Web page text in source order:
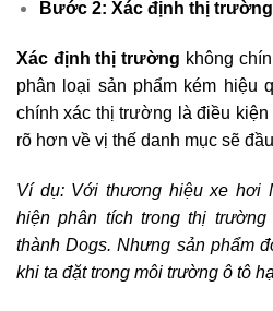
Bước 2: Xác định thị trường
Xác định thị trường không
phân loại sản phẩm kém hiệu
chính xác thị trường là điều kiện
rõ hơn về vị thế danh mục sẽ
Ví dụ: Với thương hiệu xe hơi
hiện phân tích trong thị
thành Dogs. Nhưng sản phẩm
khi ta đặt trong môi trường ô tô